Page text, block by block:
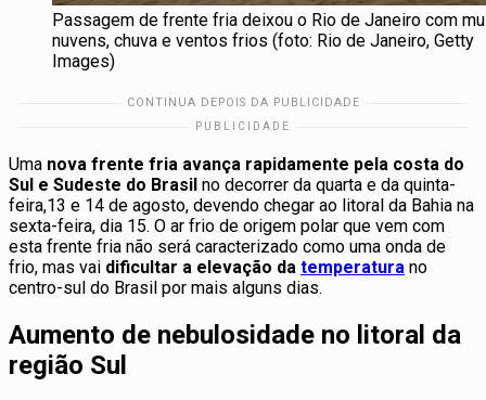
Passagem de frente fria deixou o Rio de Janeiro com
nuvens, chuva e ventos frios (foto: Rio de Janeiro, Getty
Images)
Uma nova frente fria avança rapidamente pela costa do
Sul e Sudeste do Brasil no decorrer da quarta e da quinta-
feira,13 e 14 de agosto, devendo chegar ao litoral da Bahia na
sexta-feira, dia 15. O ar frio de origem polar que vem com
esta frente fria não será caracterizado como uma onda de
frio, mas vai dificultar a elevação da temperatura no
centro-sul do Brasil por mais alguns dias.
Aumento de nebulosidade no litoral da
região Sul